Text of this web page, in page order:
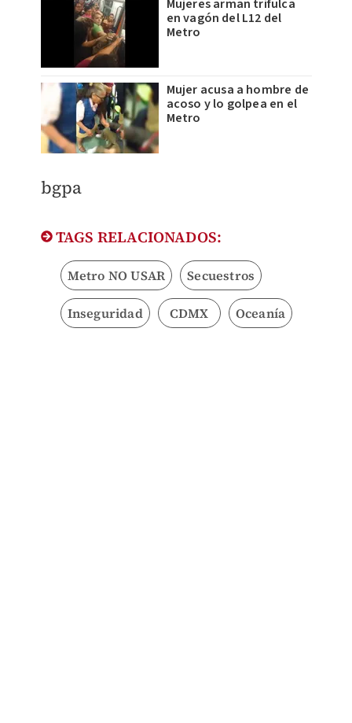
Mujeres arman trifulca
en vagón del L12 del
Metro
Mujer acusa a hombre de
acoso y lo golpea en el
Metro
​bgpa
TAGS RELACIONADOS:
Metro NO USAR Secuestros
Inseguridad CDMX Oceanía